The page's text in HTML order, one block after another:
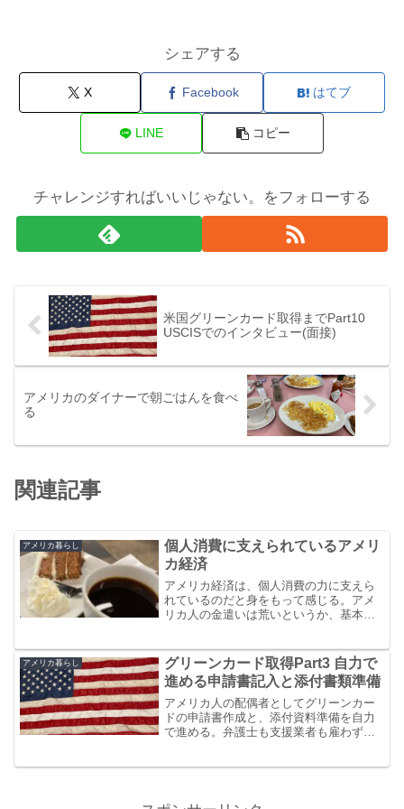
シェアする
X Facebook はてブ
LINE コピー
チャレンジすればいいじゃない。をフォローする
米国グリーンカード取得までPart10
USCISでのインタビュー(面接)
アメリカのダイナーで朝ごはんを食べ
る
関連記事
アメリカ暮らし
個人消費に支えられているアメリ
カ経済
アメリカ経済は、個人消費の力に支えら
れているのだと身をもって感じる。アメ
リカ人の金遣いは荒いというか、基本大
コレも買うのは普通だし、気前のいいチ
ップさえ払うのである。
アメリカ暮らし
グリーンカード取得Part3 自力で
進める申請書記入と添付書類準備
アメリカ人の配偶者としてグリーンカー
ドの申請書作成と、添付資料準備を自力
で進める。弁護士も支援業者も雇わず、